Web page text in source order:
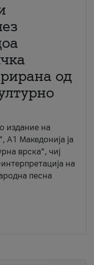
од
издание на
А1 Македонија ја
врска“, чиј
на
песна